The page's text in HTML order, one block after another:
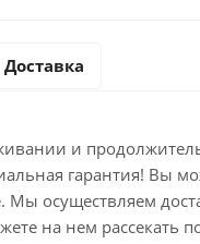
Доставка
и
гарантия! Вы
осуществляем
на нем рассекать